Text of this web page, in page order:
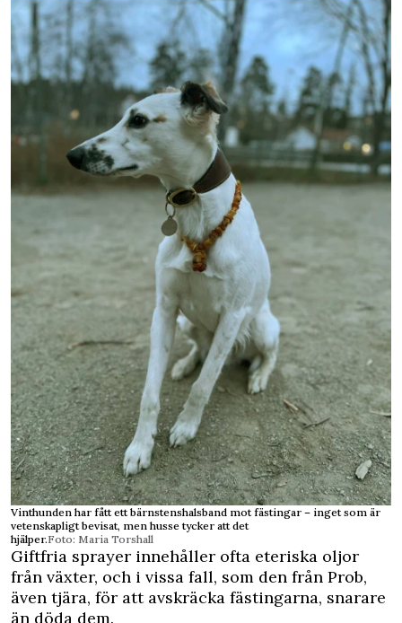
Vinthunden har fått ett bärnstenshalsband mot fästingar – inget som är
vetenskapligt bevisat, men husse tycker att det
hjälper.Foto: Maria Torshall
Giftfria sprayer innehåller ofta eteriska oljor
från växter, och i vissa fall, som den från Prob,
även tjära, för att avskräcka fästingarna, snarare
än döda dem.